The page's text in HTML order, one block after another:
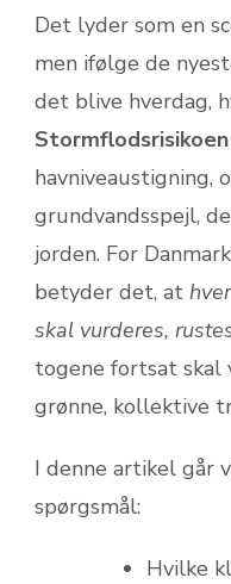
Det lyder som en
men ifølge de
det blive hverdag,
grundvandsspejl,
jorden. For
betyder det, at
skal vurderes,
togene fortsat
grønne, kollektive
I denne artikel går
spørgsmål:
Hvilke